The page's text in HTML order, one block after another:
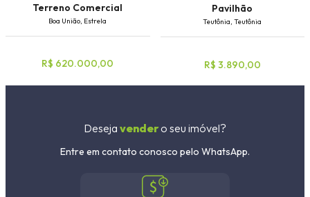
Terreno Comercial
Boa União, Estrela
R$ 620.000,00
Pavilhão
Teutônia, Teutônia
R$ 3.890,00
Deseja vendero seu imóvel?
Entre em contato conosco pelo WhatsApp.